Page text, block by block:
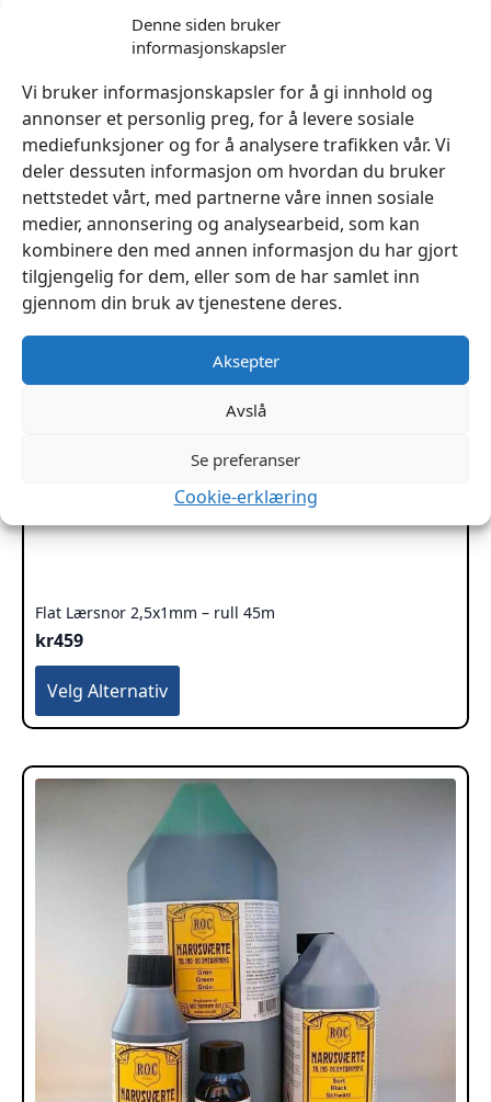
Denne siden bruker
informasjonskapsler
Vi bruker informasjonskapsler for å gi innhold og
annonser et personlig preg, for å levere sosiale
mediefunksjoner og for å analysere trafikken vår. Vi
deler dessuten informasjon om hvordan du bruker
nettstedet vårt, med partnerne våre innen sosiale
medier, annonsering og analysearbeid, som kan
kombinere den med annen informasjon du har gjort
tilgjengelig for dem, eller som de har samlet inn
gjennom din bruk av tjenestene deres.
Aksepter
Avslå
Se preferanser
Cookie-erklæring
Legg I Handlekurv
Flat Lærsnor 2,5x1mm – rull 45m
kr459
Velg Alternativ
Dette
produktet
har
varianter.